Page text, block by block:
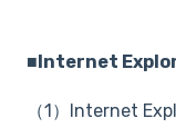
■Internet
（1）Internet